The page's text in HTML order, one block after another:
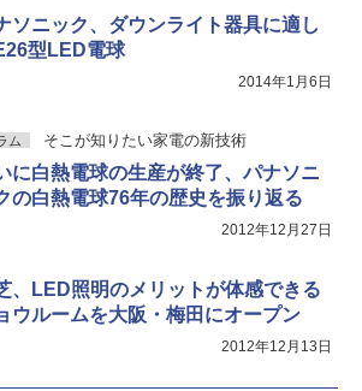
ソニック、ダウンライト器具に適し
型LED電球
2014年1月6日
ム そこが知りたい家電の新技術
に白熱電球の生産が終了、パナソニ
の白熱電球76年の歴史を振り返る
2012年12月27日
、LED照明のメリットが体感できる
ウルームを大阪・梅田にオープン
2012年12月13日